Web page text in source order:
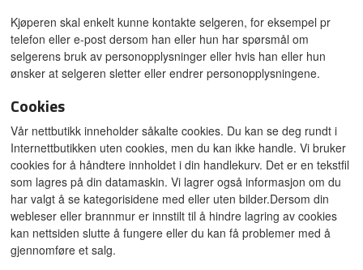
Kjøperen skal enkelt kunne kontakte selgeren, for eksempel pr
telefon eller e-post dersom han eller hun har spørsmål om
selgerens bruk av personopplysninger eller hvis han eller hun
ønsker at selgeren sletter eller endrer personopplysningene.
Cookies
Vår nettbutikk inneholder såkalte cookies. Du kan se deg rundt i
Internettbutikken uten cookies, men du kan ikke handle. Vi bruker
cookies for å håndtere innholdet i din handlekurv. Det er en tekstfil
som lagres på din datamaskin. Vi lagrer også informasjon om du
har valgt å se kategorisidene med eller uten bilder.Dersom din
webleser eller brannmur er innstilt til å hindre lagring av cookies
kan nettsiden slutte å fungere eller du kan få problemer med å
gjennomføre et salg.